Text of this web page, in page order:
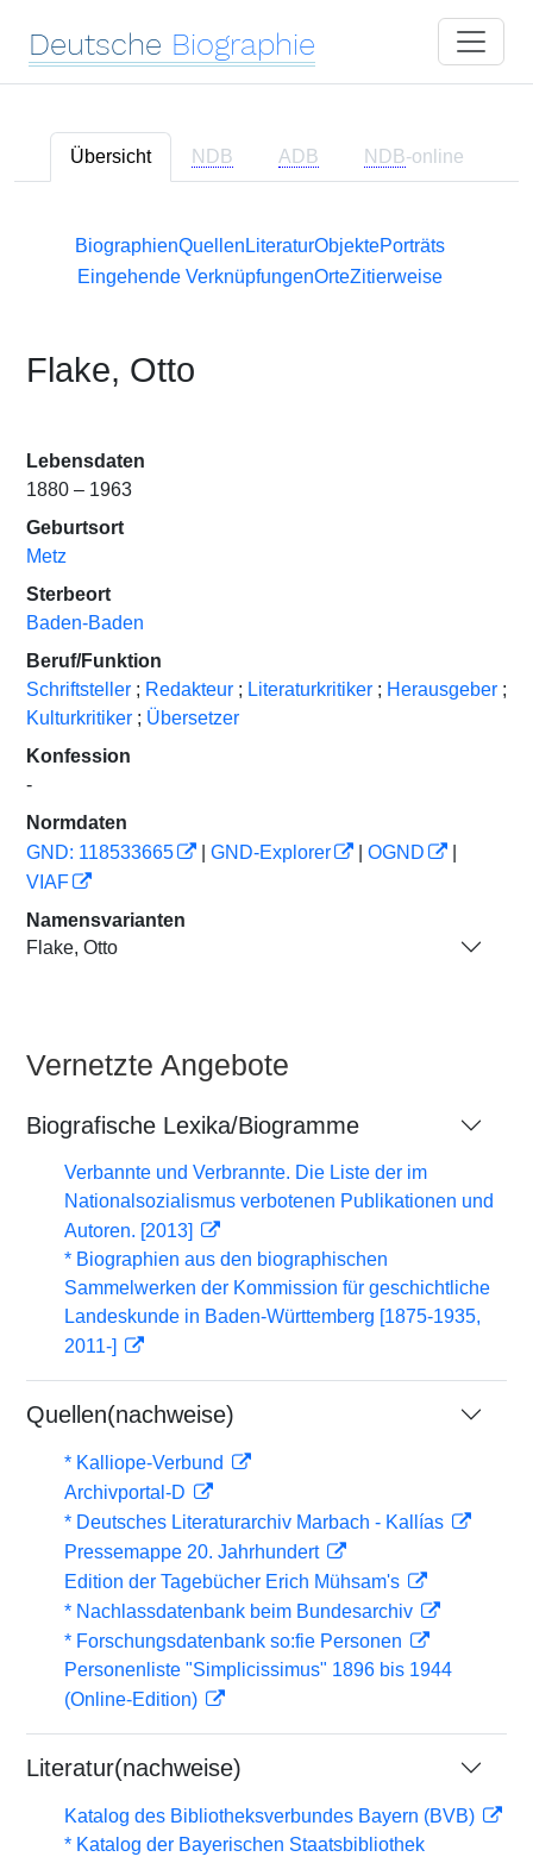
Deutsche Biographie
Übersicht NDB ADB NDB-online
BiographienQuellen LiteraturObjektePorträts
Eingehende VerknüpfungenOrteZitierweise
Flake, Otto
Lebensdaten
1880 – 1963
Geburtsort
Metz
Sterbeort
Baden-Baden
Beruf/Funktion
Schriftsteller ; Redakteur ; Literaturkritiker ; Herausgeber ;
Kulturkritiker ; Übersetzer
Konfession
-
Normdaten
GND: 118533665
GND-Explorer OGND
VIAF
Namensvarianten
Flake, Otto
Vernetzte Angebote
Biografische Lexika/Biogramme
Verbannte und Verbrannte. Die Liste der im
Nationalsozialismus verbotenen Publikationen und
Autoren. [2013]
* Biographien aus den biographischen
Sammelwerken der Kommission für geschichtliche
Landeskunde in Baden-Württemberg [1875-1935,
2011-]
Quellen(nachweise)
* Kalliope-Verbund
Archivportal-D
* Deutsches Literaturarchiv Marbach - Kallías
Pressemappe 20. Jahrhundert
Edition der Tagebücher Erich Mühsam's
* Nachlassdatenbank beim Bundesarchiv
* Forschungsdatenbank so:fie Personen
Personenliste "Simplicissimus" 1896 bis 1944
(Online-Edition)
Literatur(nachweise)
Katalog des Bibliotheksverbundes Bayern (BVB)
* Katalog der Bayerischen Staatsbibliothek